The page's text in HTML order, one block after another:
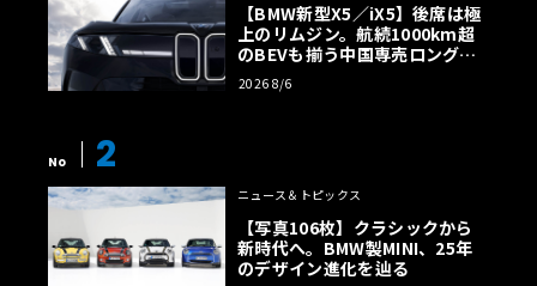
【BMW新型X5／iX5】後席は極
上のリムジン。航続1000km超
のBEVも揃う中国専売ロング仕
様の全貌
2026 8/6
No 2
ニュース＆トピックス
【写真106枚】クラシックから
新時代へ。BMW製MINI、25年
のデザイン進化を辿る